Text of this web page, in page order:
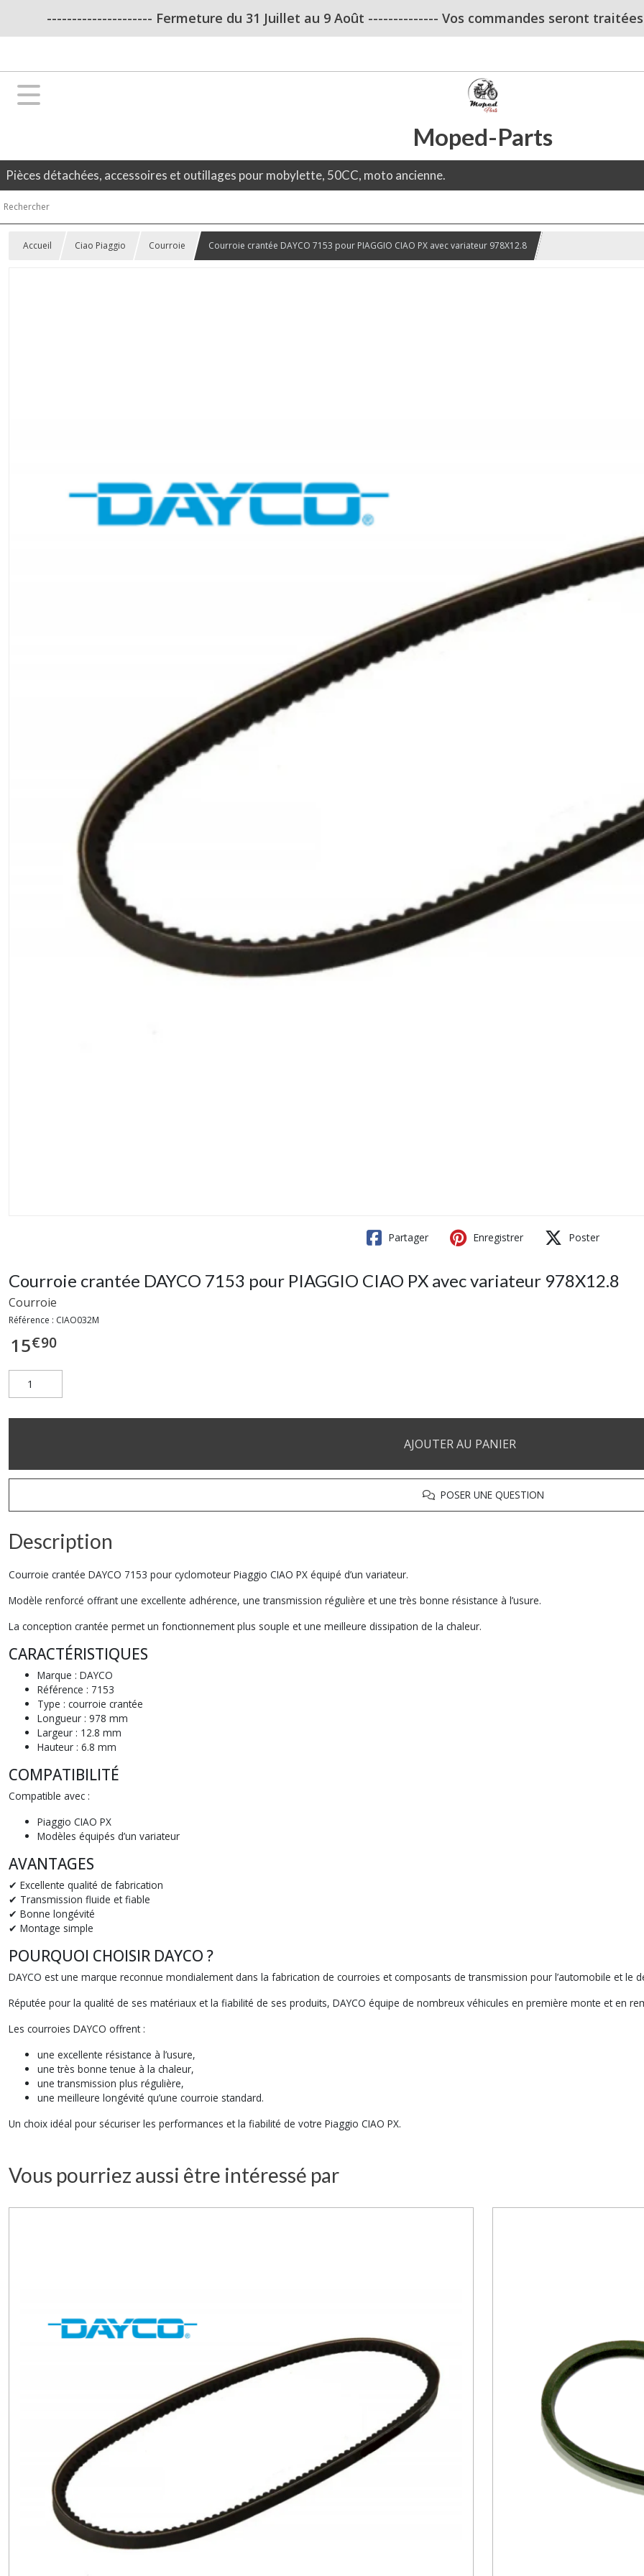
--------------------- Fermeture du 31 Juillet au 9 Août -------------- Vos commandes seront
Moped-Parts
Pièces détachées, accessoires et outillages pour mobylette, 50CC, moto ancienne.
Accueil Ciao Piaggio Courroie Courroie crantée DAYCO 7153 pour PIAGGIO CIAO PX avec variateur 978X12.8
Partager Enregistrer Poster
Courroie crantée DAYCO 7153 pour PIAGGIO CIAO PX avec variateur 978X12.8
Courroie
Référence : CIAO032M
15€90
AJOUTER AU PANIER
POSER UNE QUESTION
Description
Courroie crantée DAYCO 7153 pour cyclomoteur Piaggio CIAO PX équipé d’un variateur.
Modèle renforcé offrant une excellente adhérence, une transmission régulière et une très bonne résistance à l’usure.
La conception crantée permet un fonctionnement plus souple et une meilleure dissipation de la chaleur.
CARACTÉRISTIQUES
Marque : DAYCO
Référence : 7153
Type : courroie crantée
Longueur : 978 mm
Largeur : 12.8 mm
Hauteur : 6.8 mm
COMPATIBILITÉ
Compatible avec :
Piaggio CIAO PX
Modèles équipés d’un variateur
AVANTAGES
✔ Excellente qualité de fabrication
✔ Transmission fluide et fiable
✔ Bonne longévité
✔ Montage simple
POURQUOI CHOISIR DAYCO ?
DAYCO est une marque reconnue mondialement dans la fabrication de courroies et composants de transmission pour l’automobile et le
Réputée pour la qualité de ses matériaux et la fiabilité de ses produits, DAYCO équipe de nombreux véhicules en première monte et en
Les courroies DAYCO offrent :
une excellente résistance à l’usure,
une très bonne tenue à la chaleur,
une transmission plus régulière,
une meilleure longévité qu’une courroie standard.
Un choix idéal pour sécuriser les performances et la fiabilité de votre Piaggio CIAO PX.
Vous pourriez aussi être intéressé par